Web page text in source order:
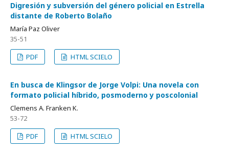
Digresión y subversión del género policial en Estrella
distante de Roberto Bolaño
María Paz Oliver
35-51
PDF
HTML SCIELO
En busca de Klingsor de Jorge Volpi: Una novela con
formato policial híbrido, posmoderno y poscolonial
Clemens A. Franken K.
53-72
PDF
HTML SCIELO